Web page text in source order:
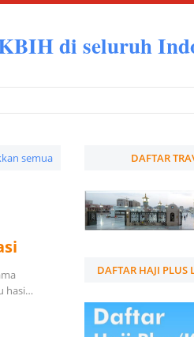
di seluruh
semua
hasi…
DAFTAR
DAFTAR HAJI PLUS